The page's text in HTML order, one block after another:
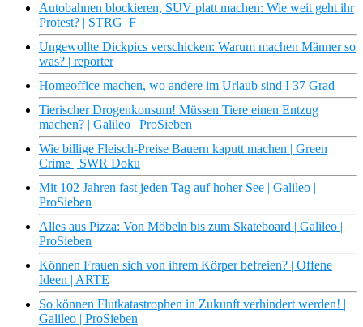
Autobahnen blockieren, SUV platt machen: Wie weit geht ihr
Protest? | STRG_F
Ungewollte Dickpics verschicken: Warum machen Männer so
was? | reporter
Homeoffice machen, wo andere im Urlaub sind I 37 Grad
Tierischer Drogenkonsum! Müssen Tiere einen Entzug
machen? | Galileo | ProSieben
Wie billige Fleisch-Preise Bauern kaputt machen | Green
Crime | SWR Doku
Mit 102 Jahren fast jeden Tag auf hoher See | Galileo |
ProSieben
Alles aus Pizza: Von Möbeln bis zum Skateboard | Galileo |
ProSieben
Können Frauen sich von ihrem Körper befreien? | Offene
Ideen | ARTE
So können Flutkatastrophen in Zukunft verhindert werden! |
Galileo | ProSieben